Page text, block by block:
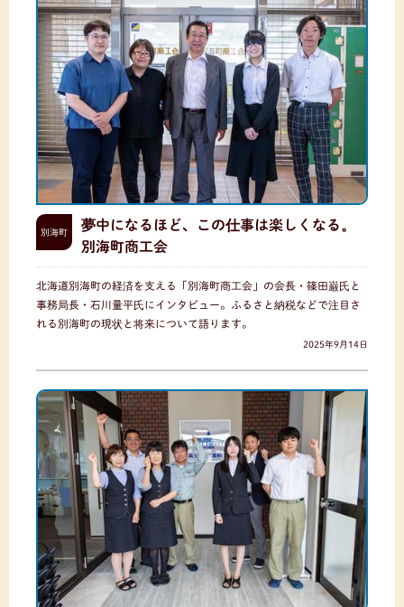
別海町
夢中になるほど、この仕事は楽しくなる。
別海町商工会
北海道別海町の経済を支える「別海町商工会」の会長・篠田巌氏と
事務局長・石川量平氏にインタビュー。ふるさと納税などで注目さ
れる別海町の現状と将来について語ります。
2025年9月14日